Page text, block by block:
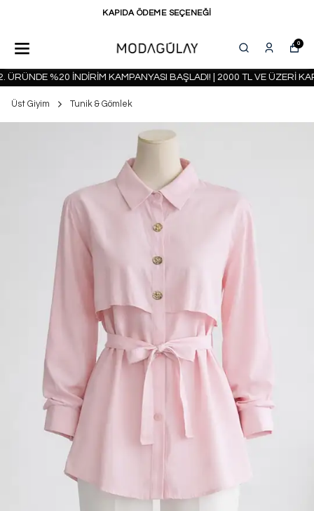
KAPIDA ÖDEME SEÇENEĞİ
0
%20 İNDİRİM KAMPANYASI BAŞLADI! | 2000 TL VE ÜZERİ
Üst Giyim Tunik & Gömlek